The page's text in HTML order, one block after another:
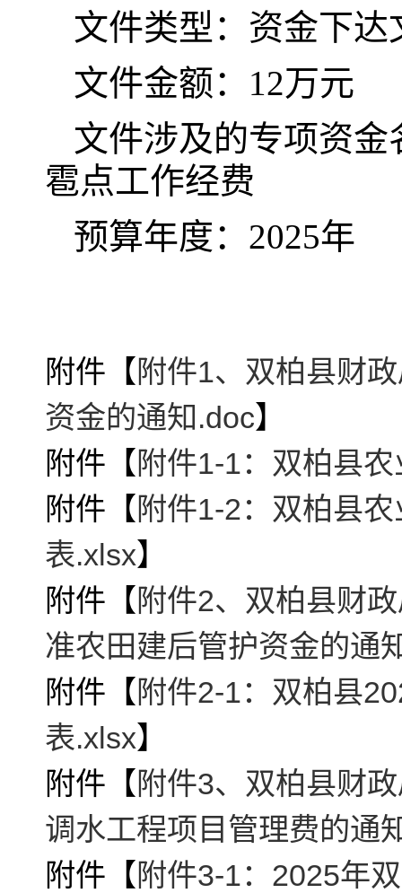
文件类型：资金下达
文件金额：12万元
文件涉及的专项资
雹点工作经费
预算年度：2025年
附件【 附件1、双柏县财
资金的通知.doc】
附件【 附件1-1：双柏县
附件【 附件1-2：双柏县
表.xlsx】
附件【 附件2、双柏县财
准农田建后管护资金的通
附件【 附件2-1：双柏县
表.xlsx】
附件【 附件3、双柏县财
调水工程项目管理费的通
附件【 附件3-1：2025年